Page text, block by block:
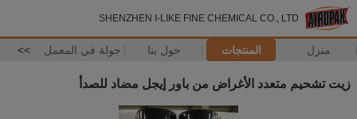
SHENZHEN I-LIKE FINE CHEMICAL CO., LTD
منزل المنتجات حول بنا جولة في المعمل >>
زيت تشحيم متعدد الأغراض من باور إيجل مضاد للصدأ